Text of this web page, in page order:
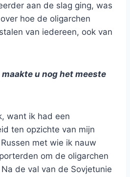
aan de slag ging, was
hoe de oligarchen
van iedereen, ook van
u nog het meeste
want ik had een
ten opzichte van mijn
met wie ik nauw
om de oligarchen
de val van de Sovjetunie